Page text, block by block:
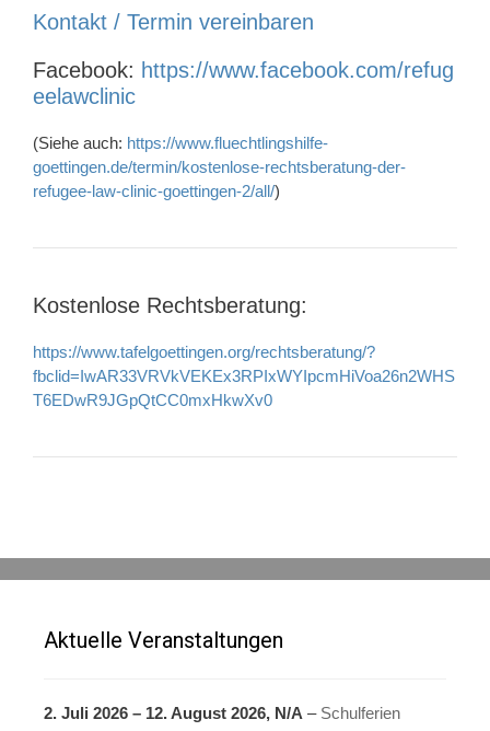
Kontakt / Termin vereinbaren
Facebook: https://www.facebook.com/refug
eelawclinic
(Siehe auch: https://www.fluechtlingshilfe-
goettingen.de/termin/kostenlose-rechtsberatung-der-
refugee-law-clinic-goettingen-2/all/)
Kostenlose Rechtsberatung:
https://www.tafelgoettingen.org/rechtsberatung/?
fbclid=IwAR33VRVkVEKEx3RPIxWYIpcmHiVoa26n2WHS
T6EDwR9JGpQtCC0mxHkwXv0
Aktuelle Veranstaltungen
2. Juli 2026 – 12. August 2026, N/A – Schulferien